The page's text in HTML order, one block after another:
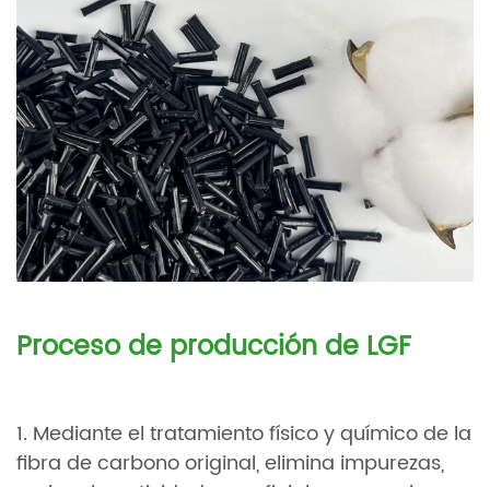
Proceso de producción de LGF
1. Mediante el tratamiento físico y químico de la
fibra de carbono original, elimina impurezas,